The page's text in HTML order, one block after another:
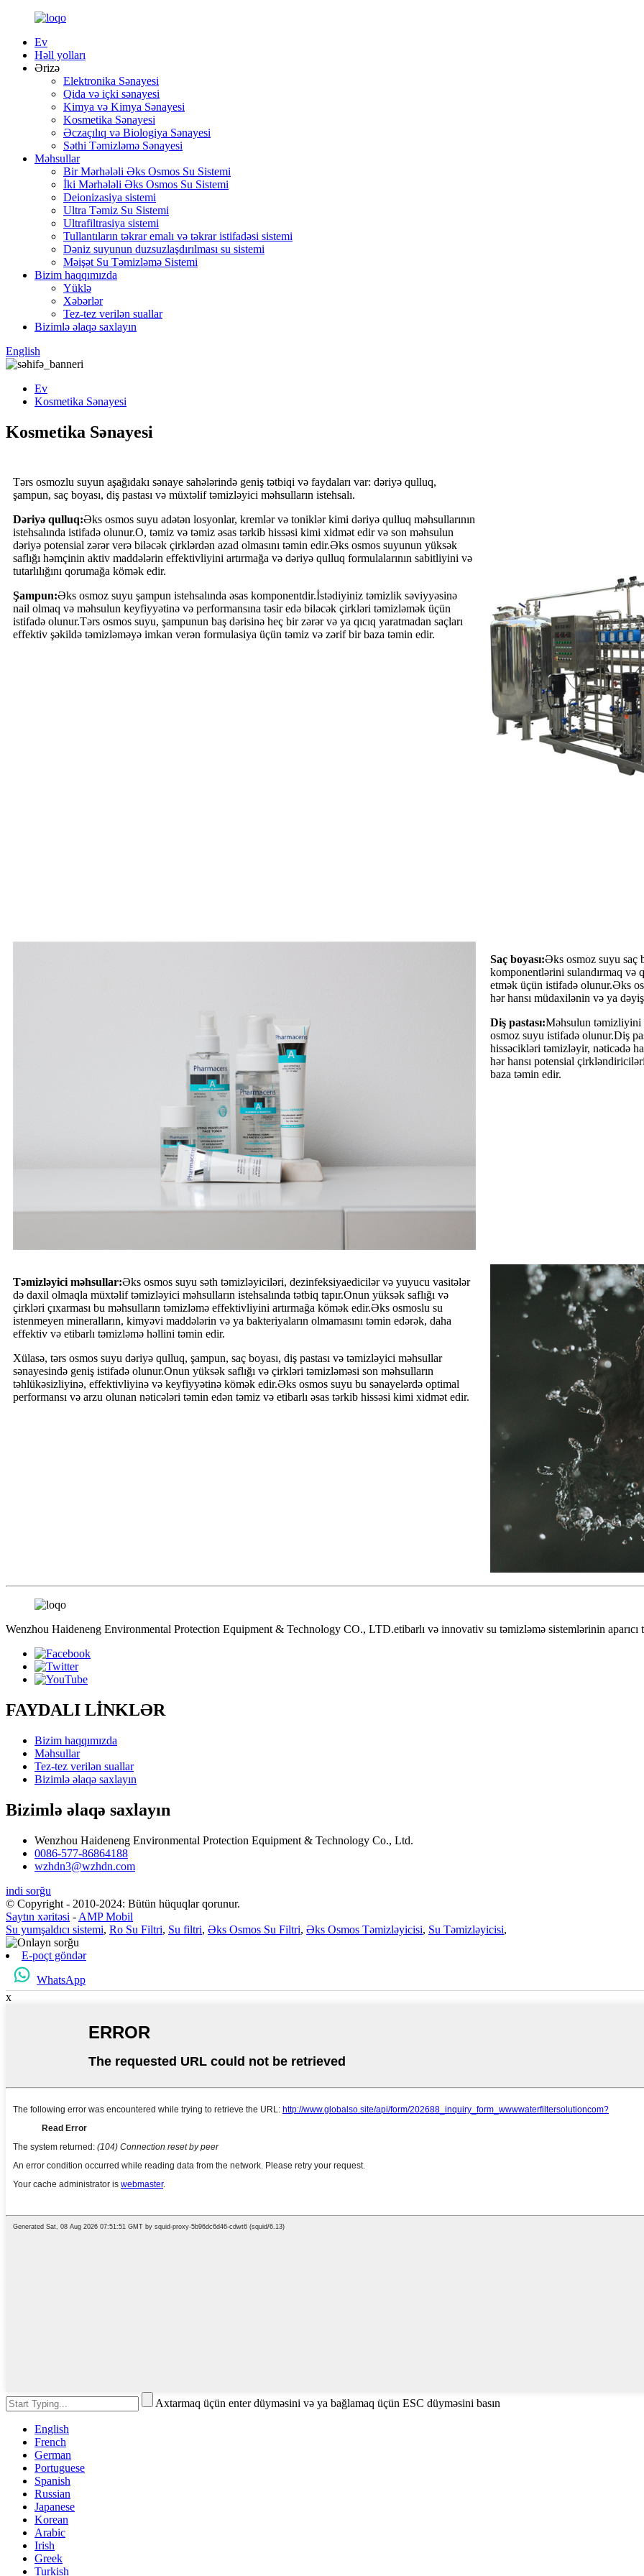
Ev
Həll yolları
Ərizə
Elektronika Sənayesi
Qida və içki sənayesi
Kimya və Kimya Sənayesi
Kosmetika Sənayesi
Əczaçılıq və Biologiya Sənayesi
Səthi Təmizləmə Sənayesi
Məhsullar
Bir Mərhələli Əks Osmos Su Sistemi
İki Mərhələli Əks Osmos Su Sistemi
Deionizasiya sistemi
Ultra Təmiz Su Sistemi
Ultrafiltrasiya sistemi
Tullantıların təkrar emalı və təkrar istifadəsi sistemi
Dəniz suyunun duzsuzlaşdırılması su sistemi
Məişət Su Təmizləmə Sistemi
Bizim haqqımızda
Yüklə
Xəbərlər
Tez-tez verilən suallar
Bizimlə əlaqə saxlayın
English
Ev
Kosmetika Sənayesi
Kosmetika Sənayesi
Tərs osmozlu suyun aşağıdakı sənaye sahələrində geniş tətbiqi və faydaları var: dəriyə qulluq,
şampun, saç boyası, diş pastası və müxtəlif təmizləyici məhsulların istehsalı.
Dəriyə qulluq:Əks osmos suyu adətən losyonlar, kremlər və toniklər kimi dəriyə qulluq məhsullarının
istehsalında istifadə olunur.O, təmiz və təmiz əsas tərkib hissəsi kimi xidmət edir və son məhsulun
dəriyə potensial zərər verə biləcək çirklərdən azad olmasını təmin edir.Əks osmos suyunun yüksək
saflığı həmçinin aktiv maddələrin effektivliyini artırmağa və dəriyə qulluq formulalarının sabitliyini və
tutarlılığını qorumağa kömək edir.
Şampun:Əks osmoz suyu şampun istehsalında əsas komponentdir.İstədiyiniz təmizlik səviyyəsinə
nail olmaq və məhsulun keyfiyyətinə və performansına təsir edə biləcək çirkləri təmizləmək üçün
istifadə olunur.Tərs osmos suyu, şampunun baş dərisinə heç bir zərər və ya qıcıq yaratmadan saçları
effektiv şəkildə təmizləməyə imkan verən formulasiya üçün təmiz və zərif bir baza təmin edir.
Saç boyası:Əks osmoz suyu saç
komponentlərini sulandırmaq və
etmək üçün istifadə olunur.Əks
hər hansı müdaxilənin və ya
Diş pastası:Məhsulun təmizliyini
osmoz suyu istifadə olunur.Diş
hissəcikləri təmizləyir, nəticədə
hər hansı potensial
baza təmin edir.
Təmizləyici məhsullar:Əks osmos suyu səth təmizləyiciləri, dezinfeksiyaedicilər və yuyucu vasitələr
də daxil olmaqla müxtəlif təmizləyici məhsulların istehsalında tətbiq tapır.Onun yüksək saflığı və
çirkləri çıxarması bu məhsulların təmizləmə effektivliyini artırmağa kömək edir.Əks osmoslu su
istenmeyen mineralların, kimyəvi maddələrin və ya bakteriyaların olmamasını təmin edərək, daha
effektiv və etibarlı təmizləmə həllini təmin edir.
Xülasə, tərs osmos suyu dəriyə qulluq, şampun, saç boyası, diş pastası və təmizləyici məhsullar
sənayesində geniş istifadə olunur.Onun yüksək saflığı və çirkləri təmizləməsi son məhsulların
təhlükəsizliyinə, effektivliyinə və keyfiyyətinə kömək edir.Əks osmos suyu bu sənayelərdə optimal
performansı və arzu olunan nəticələri təmin edən təmiz və etibarlı əsas tərkib hissəsi kimi xidmət edir.
Wenzhou Haideneng Environmental Protection Equipment & Technology CO., LTD.etibarlı və innovativ su təmizləmə sistemlərinin aparıcı
FAYDALI LİNKLƏR
Bizim haqqımızda
Məhsullar
Tez-tez verilən suallar
Bizimlə əlaqə saxlayın
Bizimlə əlaqə saxlayın
Wenzhou Haideneng Environmental Protection Equipment & Technology Co., Ltd.
0086-577-86864188
wzhdn3@wzhdn.com
indi sorğu
© Copyright - 2010-2024: Bütün hüquqlar qorunur.
Saytın xəritəsi - AMP Mobil
Su yumşaldıcı sistemi, Ro Su Filtri, Su filtri, Əks Osmos Su Filtri, Əks Osmos Təmizləyicisi, Su Təmizləyicisi,
E-poçt göndər
WhatsApp
x
Axtarmaq üçün enter düyməsini və ya bağlamaq üçün ESC düyməsini basın
English
French
German
Portuguese
Spanish
Russian
Japanese
Korean
Arabic
Irish
Greek
Turkish